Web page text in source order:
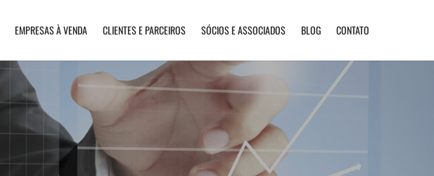
EMPRESAS À VENDA CLIENTES E PARCEIROS SÓCIOS E ASSOCIADOS BLOG CONTATO